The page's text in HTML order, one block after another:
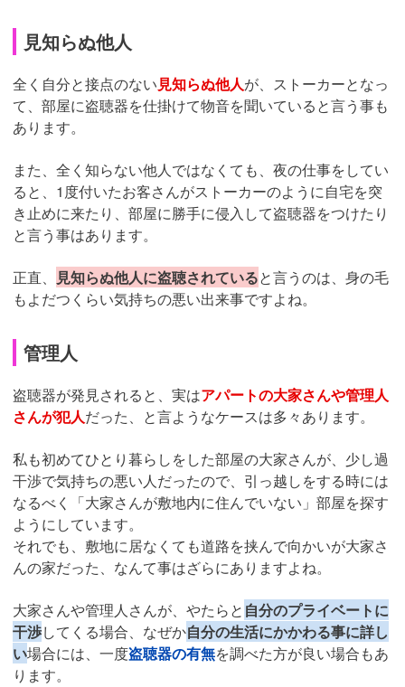
見知らぬ他人
全く自分と接点のない見知らぬ他人が、ストーカーとなっ
て、部屋に盗聴器を仕掛けて物音を聞いていると言う事も
あります。
また、全く知らない他人ではなくても、夜の仕事をしてい
ると、1度付いたお客さんがストーカーのように自宅を突
き止めに来たり、部屋に勝手に侵入して盗聴器をつけたり
と言う事はあります。
正直、 見知らぬ他人に盗聴されていると言うのは、身の毛
もよだつくらい気持ちの悪い出来事ですよね。
管理人
盗聴器が発見されると、実はアパートの大家さんや管理人
さんが犯人だった、と言ようなケースは多々あります。
私も初めてひとり暮らしをした部屋の大家さんが、少し過
干渉で気持ちの悪い人だったので、引っ越しをする時には
なるべく「大家さんが敷地内に住んでいない」部屋を探す
ようにしています。
それでも、敷地に居なくても道路を挟んで向かいが大家さ
んの家だった、なんて事はざらにありますよね。
大家さんや管理人さんが、やたらと 自分のプライベートに
干渉してくる場合、なぜか自分の生活にかかわる事に詳し
い場合には、一度盗聴器の有無を調べた方が良い場合もあ
ります。